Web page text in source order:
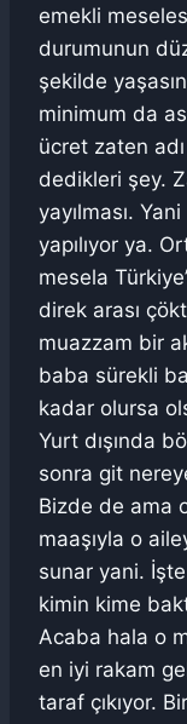
emekli
durumunun
şekilde
minimum da
ücret zaten
dedikleri şey.
yayılması.
yapılıyor ya.
mesela
direk arası
muazzam bir
baba sürekli
kadar olursa
Yurt dışında
sonra git
Bizde de ama
maaşıyla o
sunar yani.
kimin kime
Acaba hala o
en iyi rakam
taraf çıkıyor.